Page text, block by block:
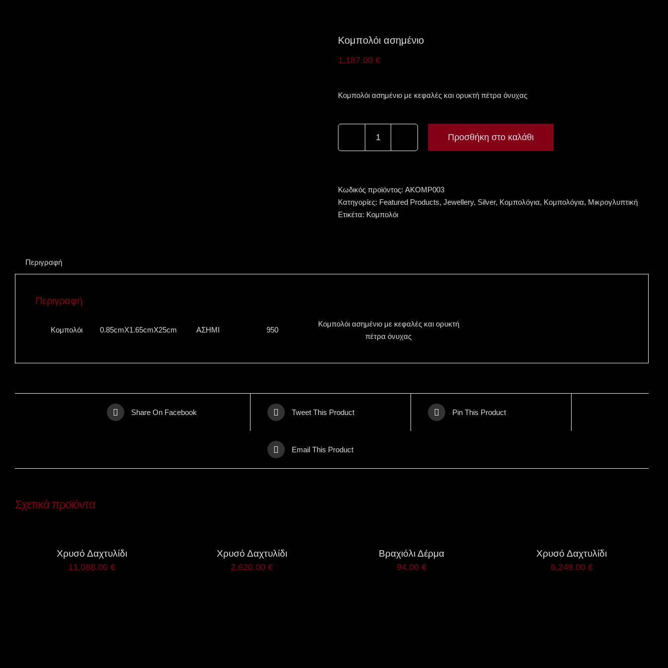
Κομπολόι ασημένιο
1,187.00 €
Κομπολόι ασημένιο με κεφαλές και ορυκτή πέτρα όνυχας
Κομπολόι
Προσθήκη στο καλάθι
Κωδικός προϊόντος: AKOMP003
Κατηγορίες: Featured Products, Jewellery, Silver, Κομπολόγια, Κομπολόγια, Μικρογλυπτική
Ετικέτα: Κομπολόι
Περιγραφή
Περιγραφή
Κομπολόι 0.85cmX1.65cmΧ25cm ΑΣΗΜΙ 950
Κομπολόι ασημένιο με κεφαλές και ορυκτή
πέτρα όνυχας
Share On Facebook Tweet This Product Pin This Product
Email This Product
Σχετικά προϊόντα
Χρυσό Δαχτυλίδι
11,088.00€
Χρυσό Δαχτυλίδι
2,620.00€
Βραχιόλι Δέρμα
94.00€
Χρυσό Δαχτυλίδι
6,249.00 €